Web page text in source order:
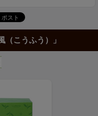
（こうふう）」